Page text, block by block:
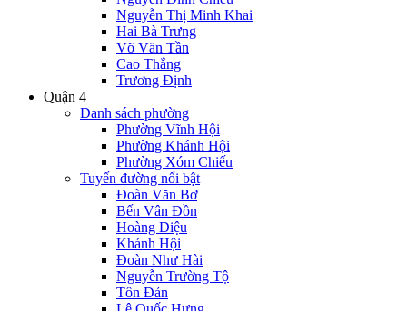
Nguyễn Thị Minh Khai
Hai Bà Trưng
Võ Văn Tần
Cao Thắng
Trương Định
Quận 4
Danh sách phường
Phường Vĩnh Hội
Phường Khánh Hội
Phường Xóm Chiếu
Tuyến đường nổi bật
Đoàn Văn Bơ
Bến Vân Đồn
Hoàng Diệu
Khánh Hội
Đoàn Như Hài
Nguyễn Trường Tộ
Tôn Đản